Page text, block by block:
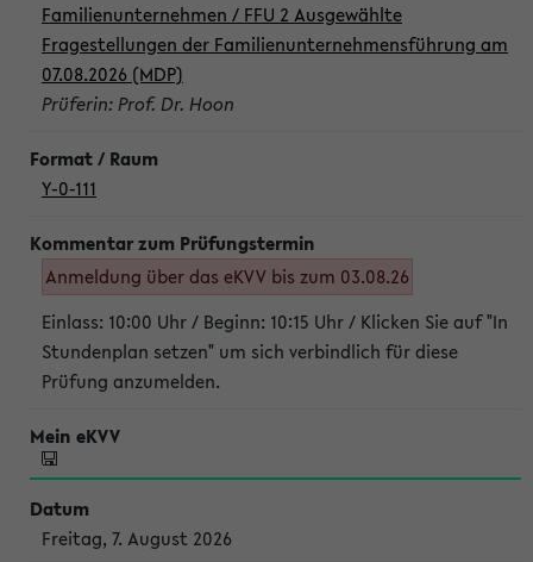
Familienunternehmen / FFU 2 Ausgewählte
Fragestellungen der Familienunternehmensführung am
07.08.2026 (MDP)
Prüferin: Prof. Dr. Hoon
Y-0-111
Anmeldung über das eKVV bis zum 03.08.26
Einlass: 10:00 Uhr / Beginn: 10:15 Uhr / Klicken Sie auf "In
Stundenplan setzen" um sich verbindlich für diese
Prüfung anzumelden.
Freitag, 7. August 2026